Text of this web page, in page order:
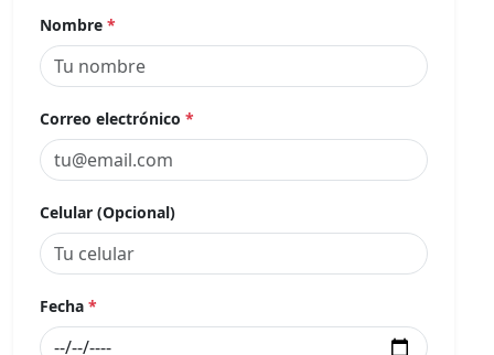
Nombre *
Correo electrónico *
Celular (Opcional)
Fecha *